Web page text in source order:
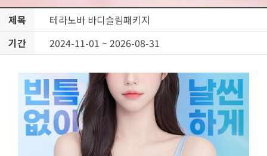
제목
테라노바 바디슬림패키지
기간
2024-11-01 ~ 2026-08-31